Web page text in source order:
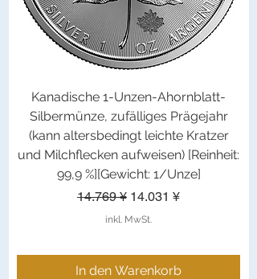
Kanadische 1-Unzen-Ahornblatt-
Silbermünze, zufälliges Prägejahr
(kann altersbedingt leichte Kratzer
und Milchflecken aufweisen) [Reinheit:
99,9 %][Gewicht: 1/Unze]
Standardpreis
14.769 ¥ Sale-Preis
14.031 ¥
inkl. MwSt.
In den Warenkorb